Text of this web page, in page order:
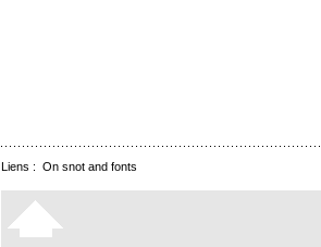
Liens : On snot and fonts